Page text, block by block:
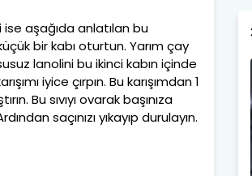
aşağıda anlatılan bu
bir kabı oturtun. Yarım çay
lanolini bu ikinci kabın içinde
iyice çırpın. Bu karışımdan 1
Bu sıvıyı ovarak başınıza
saçınızı yıkayıp durulayın.